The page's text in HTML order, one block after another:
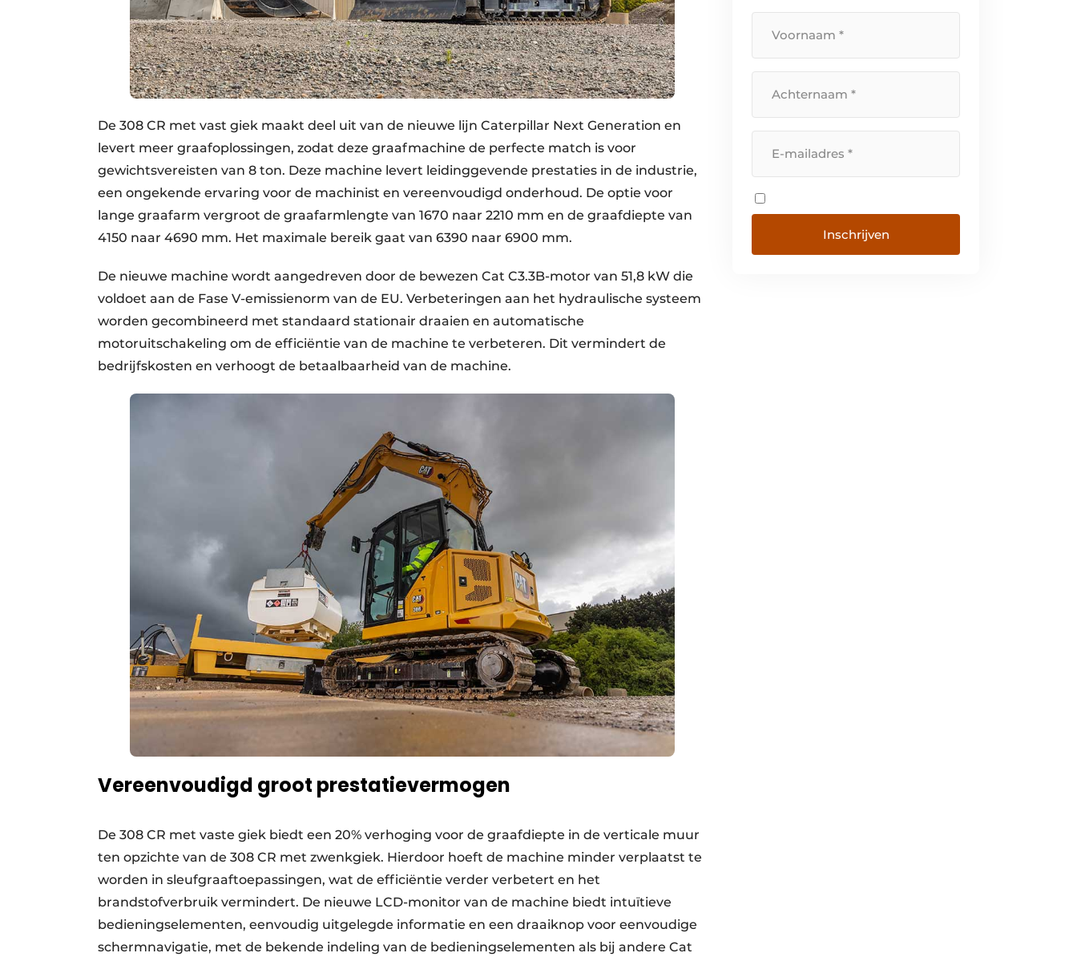
De 308 CR met vast giek maakt deel uit van de nieuwe lijn Caterpillar Next Generation en
levert meer graafoplossingen, zodat deze graafmachine de perfecte match is voor
gewichtsvereisten van 8 ton. Deze machine levert leidinggevende prestaties in de industrie,
een ongekende ervaring voor de machinist en vereenvoudigd onderhoud. De optie voor
lange graafarm vergroot de graafarmlengte van 1670 naar 2210 mm en de graafdiepte van
4150 naar 4690 mm. Het maximale bereik gaat van 6390 naar 6900 mm.
De nieuwe machine wordt aangedreven door de bewezen Cat C3.3B-motor van 51,8 kW die
voldoet aan de Fase V-emissienorm van de EU. Verbeteringen aan het hydraulische systeem
worden gecombineerd met standaard stationair draaien en automatische
motoruitschakeling om de efficiëntie van de machine te verbeteren. Dit vermindert de
bedrijfskosten en verhoogt de betaalbaarheid van de machine.
Vereenvoudigd groot prestatievermogen
De 308 CR met vaste giek biedt een 20% verhoging voor de graafdiepte in de verticale muur
ten opzichte van de 308 CR met zwenkgiek. Hierdoor hoeft de machine minder verplaatst te
worden in sleufgraaftoepassingen, wat de efficiëntie verder verbetert en het
brandstofverbruik vermindert. De nieuwe LCD-monitor van de machine biedt intuïtieve
bedieningselementen, eenvoudig uitgelegde informatie en een draaiknop voor eenvoudige
schermnavigatie, met de bekende indeling van de bedieningselementen als bij andere Cat